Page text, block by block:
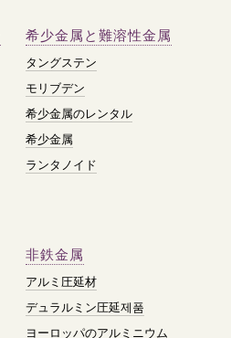
希少金属と難溶性金属
タングステン
モリブデン
希少金属のレンタル
希少金属
ランタノイド
非鉄金属
アルミ圧延材
デュラルミン圧延제품
ヨーロッパのアルミニウム